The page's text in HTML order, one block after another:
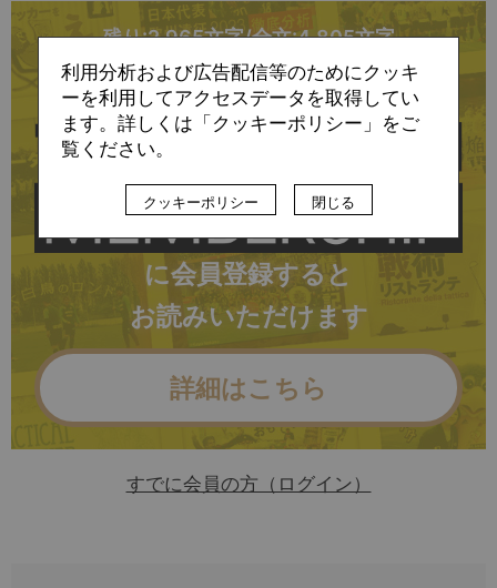
残り:2,965文字/全文:4,805文字
この記事の続きは
に会員登録すると
お読みいただけます
詳細はこちら
すでに会員の方（ログイン）
利用分析および広告配信等のためにクッキ
ーを利用してアクセスデータを取得してい
ます。詳しくは「クッキーポリシー」をご
覧ください。
クッキーポリシー 閉じる